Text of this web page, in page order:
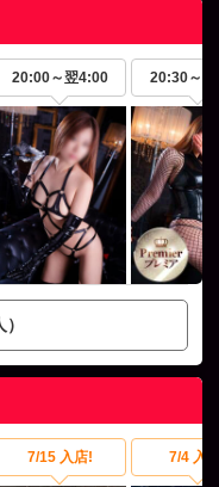
20:00～翌4:00 20:30～
7/15 入店! 7/4 入